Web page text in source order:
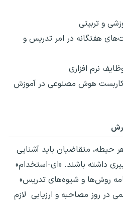
و تربیتی
هفتگانه در امر تدریس و
نرم افزاری
کاربست هوش مصنوعی در آموزش
حیطه، متقاضیان باید آشنایی
داشته باشند. «ای-استخدام»
روش‌ها و شیوه‌های تدریس»
در روز مصاحبه و ارزیابی لازم